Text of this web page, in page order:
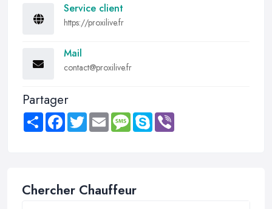
Service client
https://proxilive.fr
Mail
contact@proxilive.fr
Partager
Share FacebookTwitter Email MessageSkype
Chercher Chauffeur